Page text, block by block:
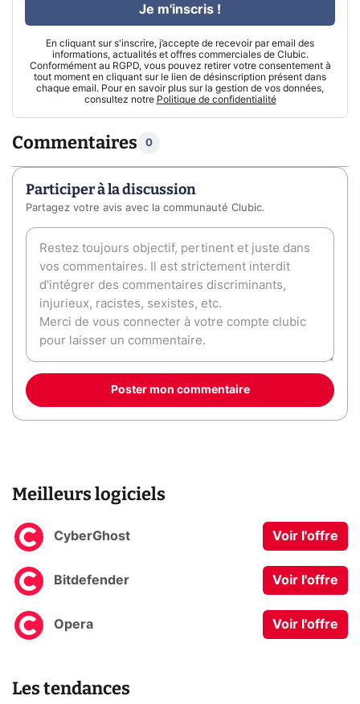
En cliquant sur s'inscrire, j’accepte de recevoir par email des
informations, actualités et offres commerciales de Clubic.
Conformément au RGPD, vous pouvez retirer votre consentement à
tout moment en cliquant sur le lien de désinscription présent dans
chaque email. Pour en savoir plus sur la gestion de vos données,
consultez notre Politique de confidentialité
Je m'inscris !
Commentaires 0
Participer à la discussion
Partagez votre avis avec la communauté Clubic.
Poster mon commentaire
Meilleurs logiciels
CyberGhost Voir l'offre
Bitdefender Voir l'offre
Opera Voir l'offre
Les tendances